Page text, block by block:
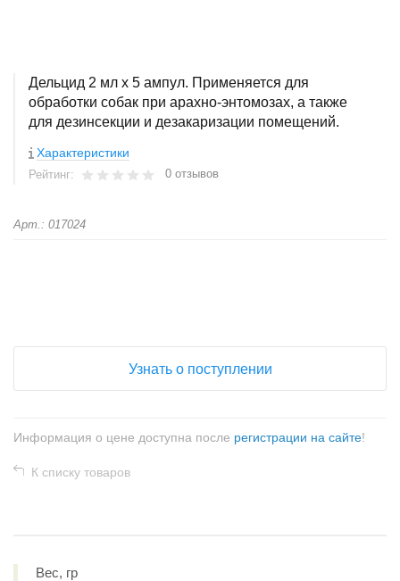
Дельцид 2 мл х 5 ампул. Применяется для
обработки собак при арахно-энтомозах, а также
для дезинсекции и дезакаризации помещений.
Характеристики
Рейтинг: 0 отзывов
Арт.: 017024
Узнать о поступлении
Информация о цене доступна после регистрации на сайте!
К списку товаров
Вес, гр